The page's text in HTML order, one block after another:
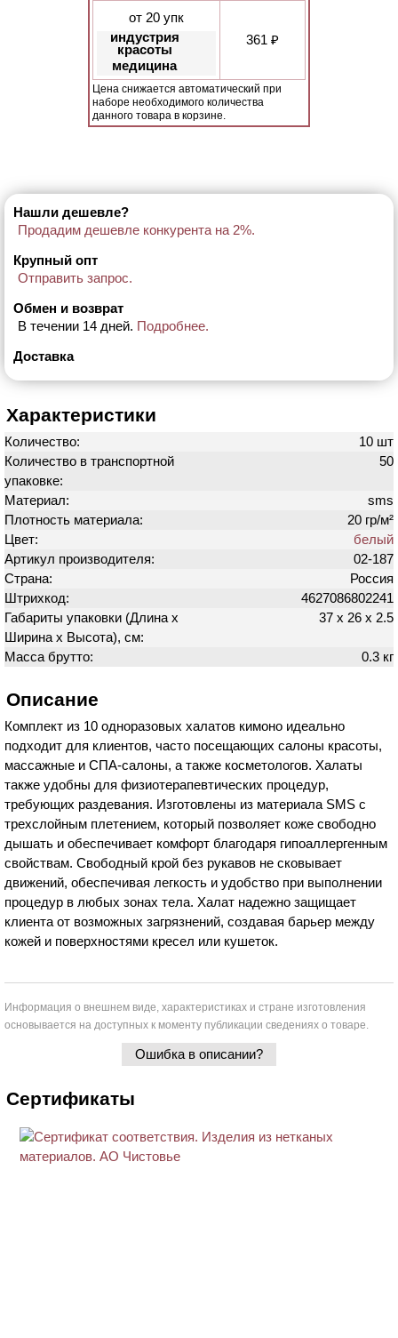
от 20 упк
индустрия
красоты
медицина
361 ₽
Цена снижается автоматический при
наборе необходимого количества
данного товара в корзине.
Нашли дешевле?
Продадим дешевле конкурента на 2%.
Крупный опт
Отправить запрос.
Обмен и возврат
В течении 14 дней. Подробнее.
Доставка
Характеристики
Количество:
10 шт
Количество в транспортной
упаковке:
50
Материал:
sms
Плотность материала:
20 гр/м²
Цвет:
белый
Артикул производителя:
02-187
Страна:
Россия
Штрихкод:
4627086802241
Габариты упаковки (Длина х
Ширина х Высота), см:
37 х 26 х 2.5
Масса брутто: 0.3 кг
Описание
Комплект из 10 одноразовых халатов кимоно идеально
подходит для клиентов, часто посещающих салоны красоты,
массажные и СПА-салоны, а также косметологов. Халаты
также удобны для физиотерапевтических процедур,
требующих раздевания. Изготовлены из материала SMS с
трехслойным плетением, который позволяет коже свободно
дышать и обеспечивает комфорт благодаря гипоаллергенным
свойствам. Свободный крой без рукавов не сковывает
движений, обеспечивая легкость и удобство при выполнении
процедур в любых зонах тела. Халат надежно защищает
клиента от возможных загрязнений, создавая барьер между
кожей и поверхностями кресел или кушеток.
Информация о внешнем виде, характеристиках и стране изготовления
основывается на доступных к моменту публикации сведениях о товаре.
Ошибка в описании?
Сертификаты